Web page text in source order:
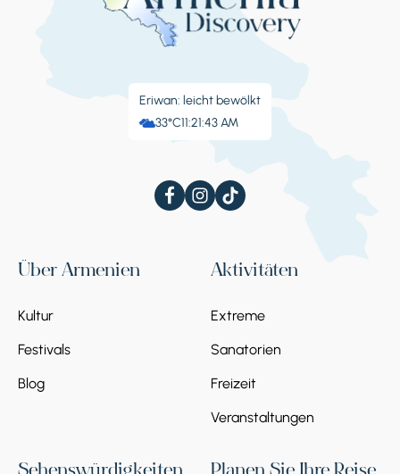
Eriwan: leicht bewölkt
33°C11:21:44 AM
Über Armenien
Kultur
Festivals
Blog
Aktivitäten
Extreme
Sanatorien
Freizeit
Veranstaltungen